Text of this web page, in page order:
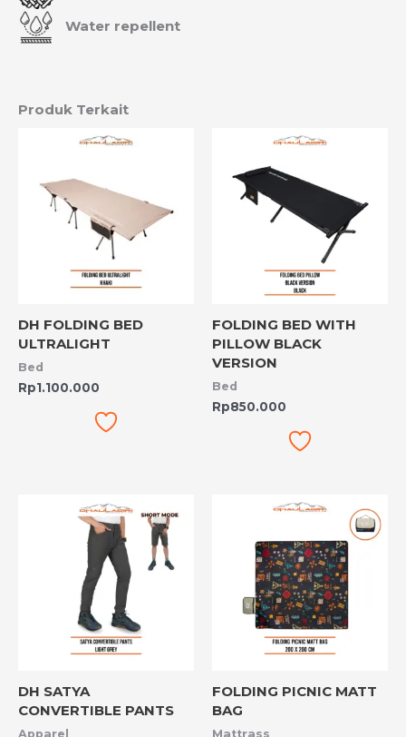
Water repellent
Produk Terkait
DH FOLDING BED
ULTRALIGHT
Bed
Rp1.100.000
FOLDING BED WITH
PILLOW BLACK
VERSION
Bed
Rp850.000
DH SATYA
CONVERTIBLE PANTS
Apparel
FOLDING PICNIC MATT
BAG
Mattrass